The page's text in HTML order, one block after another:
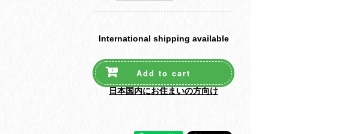
International shipping available
Add to cart
日本国内にお住まいの方向け